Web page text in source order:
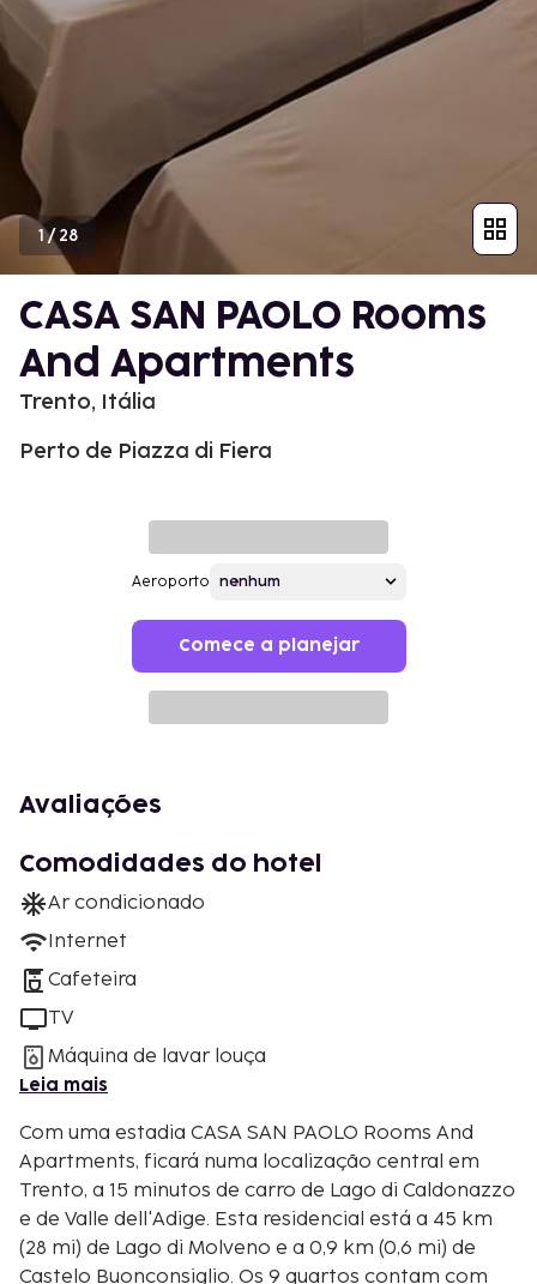
1/28
CASA SAN PAOLO Rooms
And Apartments
Trento, Itália
Perto de Piazza di Fiera
Aeroporto
Comece a planejar
Avaliações
Comodidades do hotel
Ar condicionado
Internet
Cafeteira
TV
Máquina de lavar louça
Leia mais
Com uma estadia CASA SAN PAOLO Rooms And
Apartments, ficará numa localização central em
Trento, a 15 minutos de carro de Lago di Caldonazzo
e de Valle dell'Adige. Esta residencial está a 45 km
(28 mi) de Lago di Molveno e a 0,9 km (0,6 mi) de
Castelo Buonconsiglio. Os 9 quartos contam com